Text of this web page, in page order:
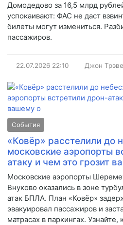
Домодедово за 16,5 млрд
успокаивают: ФАС не даст
билеты могут измениться.
пассажиров.
22.07.2026 22:10 Джон
События
«Ковёр» расстелили до
московские аэропорты
атаку и чем это грозит
Московские аэропорты
Внуково оказались в зоне
атак БПЛА. План «Ковёр»
эвакуировал пассажиров и
матрасах в паркингах. Узнайте,